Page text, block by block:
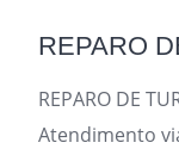
REPARO
REPARO DE
Atendimento